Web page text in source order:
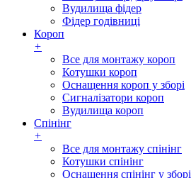
Вудилища фідер
Фідер годівниці
Короп
+
Все для монтажу короп
Котушки короп
Оснащення короп у зборі
Сигналізатори короп
Вудилища короп
Спінінг
+
Все для монтажу спінінг
Котушки спінінг
Оснащення спінінг у зборі